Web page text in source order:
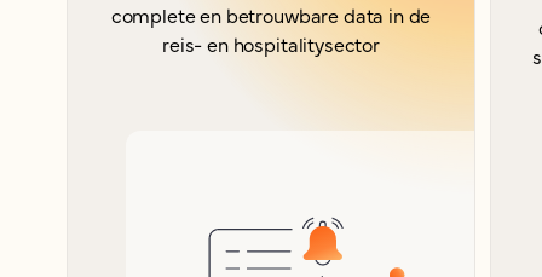
complete en betrouwbare data in de
reis- en hospitalitysector